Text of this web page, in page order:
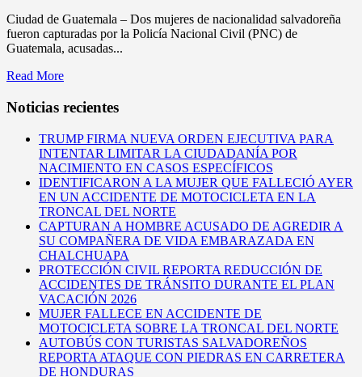
Ciudad de Guatemala – Dos mujeres de nacionalidad salvadoreña
fueron capturadas por la Policía Nacional Civil (PNC) de
Guatemala, acusadas...
Read More
Noticias recientes
TRUMP FIRMA NUEVA ORDEN EJECUTIVA PARA
INTENTAR LIMITAR LA CIUDADANÍA POR
NACIMIENTO EN CASOS ESPECÍFICOS
IDENTIFICARON A LA MUJER QUE FALLECIÓ AYER
EN UN ACCIDENTE DE MOTOCICLETA EN LA
TRONCAL DEL NORTE
CAPTURAN A HOMBRE ACUSADO DE AGREDIR A
SU COMPAÑERA DE VIDA EMBARAZADA EN
CHALCHUAPA
PROTECCIÓN CIVIL REPORTA REDUCCIÓN DE
ACCIDENTES DE TRÁNSITO DURANTE EL PLAN
VACACIÓN 2026
MUJER FALLECE EN ACCIDENTE DE
MOTOCICLETA SOBRE LA TRONCAL DEL NORTE
AUTOBÚS CON TURISTAS SALVADOREÑOS
REPORTA ATAQUE CON PIEDRAS EN CARRETERA
DE HONDURAS